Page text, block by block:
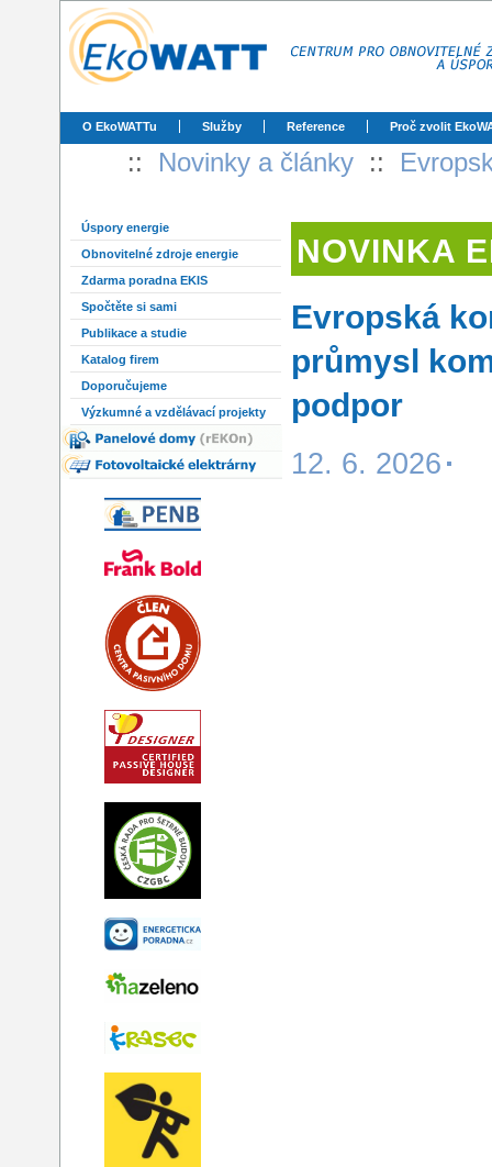
O EkoWATTu Služby Reference Proč zvolit
:: Novinky a články ::
Úspory energie
Obnovitelné zdroje energie
Zdarma poradna EKIS
Spočtěte si sami
Publikace a studie
Katalog firem
Doporučujeme
Výzkumné a vzdělávací projekty
NOVINKA
Evropská
průmysl
podpor
12. 6. 2026